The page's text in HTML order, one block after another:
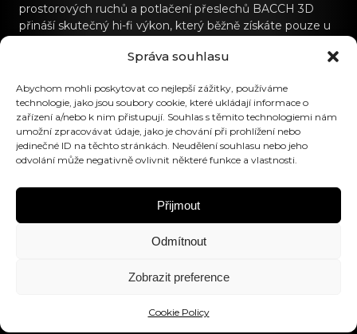
Správa souhlasu
Abychom mohli poskytovat co nejlepší zážitky, používáme
technologie, jako jsou soubory cookie, které ukládají informace o
zařízení a/nebo k nim přistupují. Souhlas s těmito technologiemi nám
umožní zpracovávat údaje, jako je chování při prohlížení nebo
jedinečné ID na těchto stránkách. Neudělení souhlasu nebo jeho
odvolání může negativně ovlivnit některé funkce a vlastnosti.
Přijmout
Odmítnout
Zobrazit preference
Cookie Policy
prostorových ruchů a potlačení přeslechů BACCH 3D
přináší skutečný hi-fi výkon, který běžně získáte pouze u
hello@canvashifi.com Volejte +45 29 75 00 45
CANVAS HiFi ApS
Flade Engvej 4
Číslo DPH:DK43519425